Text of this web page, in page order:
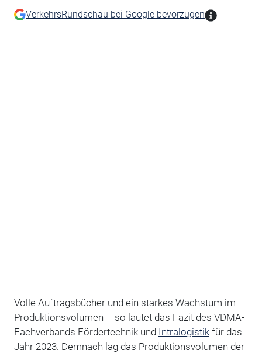
VerkehrsRundschau bei Google bevorzugen
Volle Auftragsbücher und ein starkes Wachstum im
Produktionsvolumen – so lautet das Fazit des VDMA-
Fachverbands Fördertechnik und Intralogistikfür das
Jahr 2023. Demnach lag das Produktionsvolumen der